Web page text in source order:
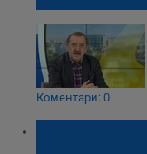
Коментари: 0